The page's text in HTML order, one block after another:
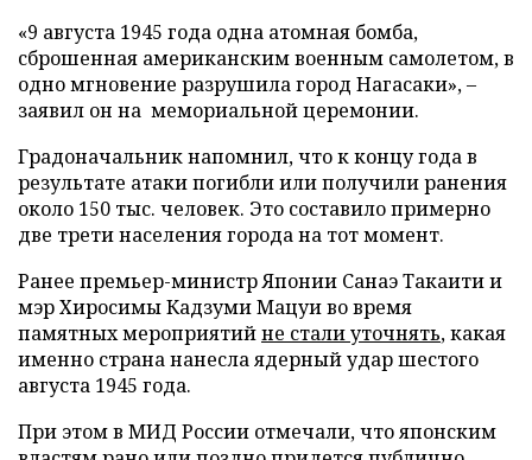
«9 августа 1945 года одна атомная бомба,
сброшенная американским военным самолетом, в
одно мгновение разрушила город Нагасаки», –
заявил он на мемориальной церемонии.
Градоначальник напомнил, что к концу года в
результате атаки погибли или получили ранения
около 150 тыс. человек. Это составило примерно
две трети населения города на тот момент.
Ранее премьер-министр Японии Санаэ Такаити и
мэр Хиросимы Кадзуми Мацуи во время
памятных мероприятийне стали уточнять, какая
именно страна нанесла ядерный удар шестого
августа 1945 года.
При этом в МИД России отмечали, что японским